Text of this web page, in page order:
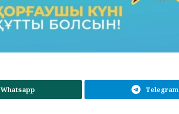
Whatsapp Telegram